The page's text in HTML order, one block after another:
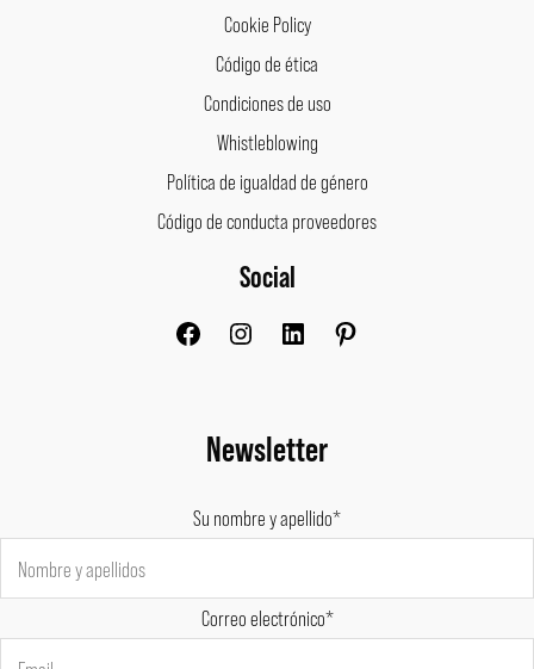
Cookie Policy
Código de ética
Condiciones de uso
Whistleblowing
Política de igualdad de género
Código de conducta proveedores
Social
FacebookInstagram
Newsletter
Su nombre y apellido*
Correo electrónico*